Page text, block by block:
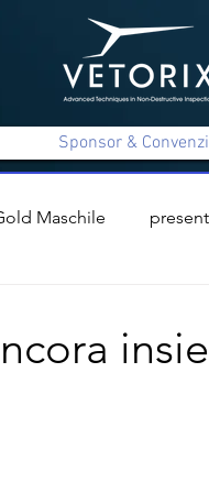
Sponsor &
Maschile